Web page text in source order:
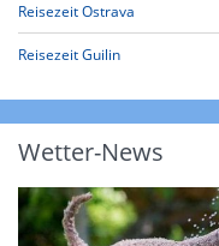
Reisezeit Ostrava
Reisezeit Guilin
Wetter-News